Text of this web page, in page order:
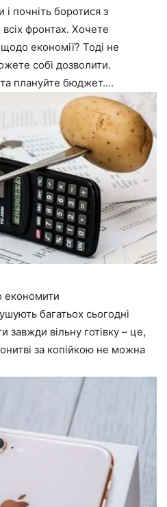
і почніть боротися з
фронтах. Хочете
економії? Тоді не
собі дозволити.
плануйте бюджет….
економити
багатьох сьогодні
вільну готівку – це,
за копійкою не можна